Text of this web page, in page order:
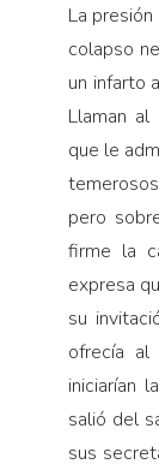
La
colapso
un infarto
Llaman
que le
pero
firme la
expresa
su
ofrecía
iniciarían
salió del
sus